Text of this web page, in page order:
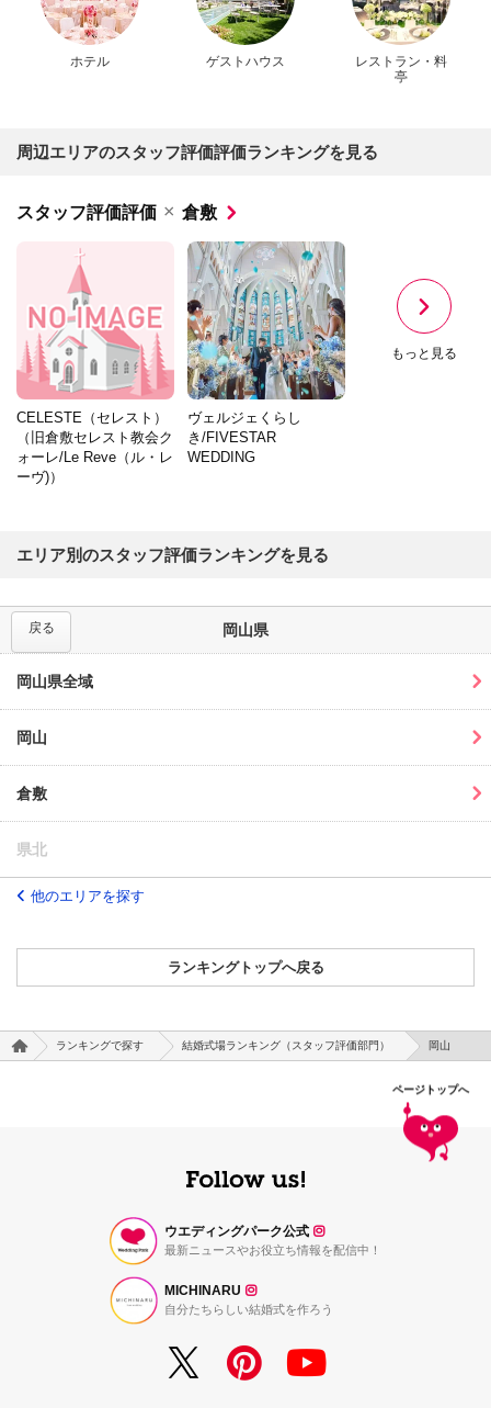
ホテル ゲストハウス
レストラン・料
亭
周辺エリアのスタッフ評価評価ランキングを見る
スタッフ評価評価 × 倉敷
CELESTE（セレスト）
（旧倉敷セレスト教会ク
ォーレ/Le Reve（ル・レ
ーヴ)）
ヴェルジェくらし
き/FIVESTAR
WEDDING
もっと見る
エリア別のスタッフ評価ランキングを見る
岡山県
戻る
岡山県全域
岡山
倉敷
県北
他のエリアを探す
ランキングトップへ戻る
ランキングで探す 結婚式場ランキング（スタッフ評価部門） 岡山
ページトップへ
ウエディングパーク公式
最新ニュースやお役立ち情報を配信中！
MICHINARU
自分たちらしい結婚式を作ろう